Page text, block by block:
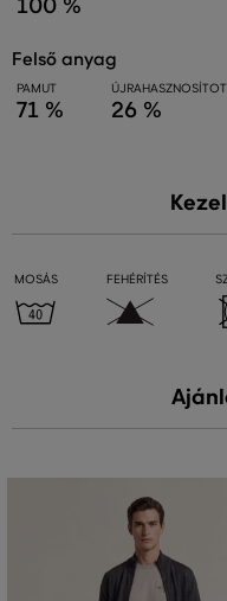
100 %
felső anyag
PAMUT
71 % 26 %
MOSÁS FEHÉRÍTÉS